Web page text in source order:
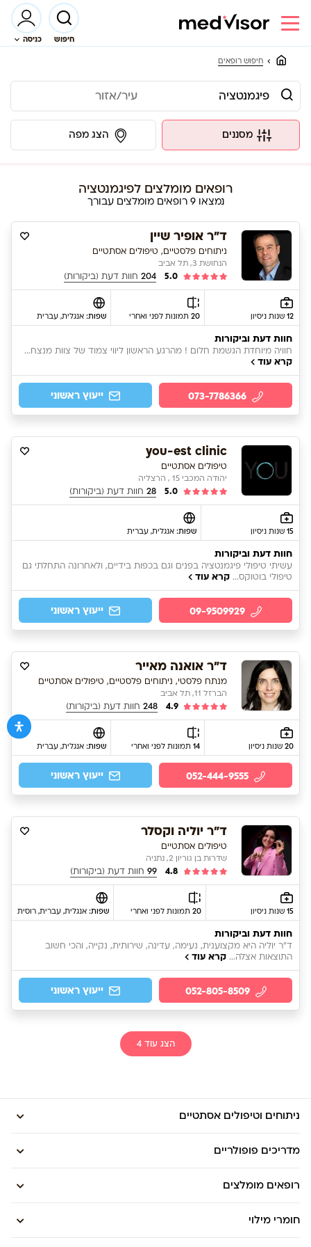
חיפוש כניסה
חיפוש רופאים
מסננים הצג מפה
רופאים מומלצים לפיגמנטציה
נמצאו 9 רופאים מומלצים עבורך
ד"ר אופיר שיין
ניתוחים פלסטיים, טיפולים אסתטיים
הנחושת 3, תל אביב
5.0
204 חוות דעת (ביקורות)
12 שנות ניסיון 20 תמונות לפני ואחרי שפות: אנגלית, עברית
חוות דעת וביקורות
חוויה מיוחדת הגשמת חלום ! מהרגע הראשון ליווי צמוד של צוות מנצח...
קרא עוד
073-7786366 ייעוץ ראשוני
you-est clinic
טיפולים אסתטיים
יהודה המכבי 15 , הרצליה
5.0
28 חוות דעת (ביקורות)
15 שנות ניסיון שפות: אנגלית, עברית
חוות דעת וביקורות
עשיתי טיפולי פיגמנטציה בפנים וגם בכפות בידיים, ולאחרונה התחלתי גם
טיפולי בוטוקס... קרא עוד
09-9509929 ייעוץ ראשוני
ד"ר אואנה מאייר
מנתח פלסטי, ניתוחים פלסטיים, טיפולים אסתטיים
הברזל 11, תל אביב
4.9
248 חוות דעת (ביקורות)
20 שנות ניסיון 14 תמונות לפני ואחרי שפות: אנגלית, עברית
052-444-9555 ייעוץ ראשוני
ד"ר יוליה וקסלר
טיפולים אסתטיים
שדרות בן גוריון 2, נתניה
4.8
99 חוות דעת (ביקורות)
15 שנות ניסיון 20 תמונות לפני ואחרי שפות: אנגלית, עברית, רוסית
חוות דעת וביקורות
ד״ר יוליה היא מקצוענית, נעימה, עדינה, שירותית, נקייה, והכי חשוב
התוצאות אצלה... קרא עוד
052-805-8509 ייעוץ ראשוני
הצג עוד4
ניתוחים וטיפולים אסתטיים
מדריכים פופולריים
רופאים מומלצים
חומרי מילוי